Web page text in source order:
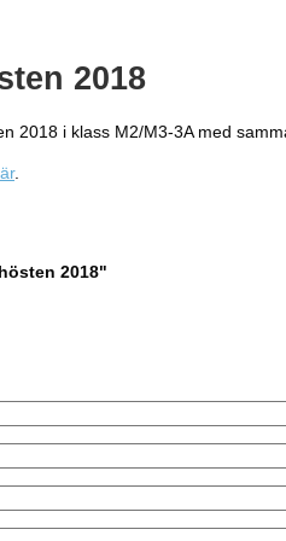
2018
2018 i klass M2/M3-3A med
.
2018"